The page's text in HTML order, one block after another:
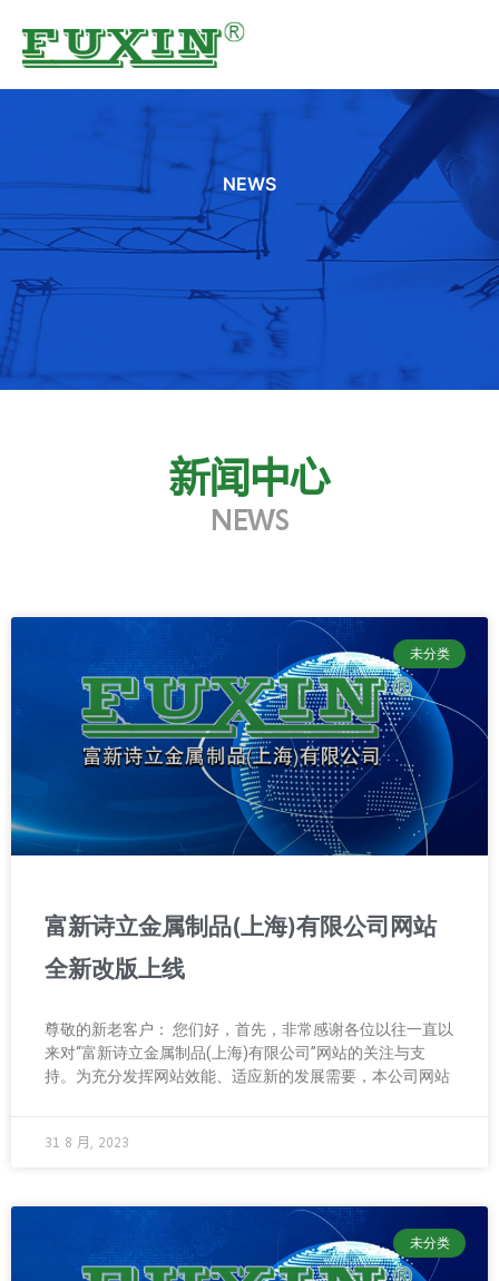
NEWS
新闻中心
NEWS
未分类
富新诗立金属制品(上海)有限公司网站
全新改版上线
尊敬的新老客户： 您们好，首先，非常感谢各位以往一直以
来对“富新诗立金属制品(上海)有限公司”网站的关注与支
持。为充分发挥网站效能、适应新的发展需要，本公司网站
31 8 月, 2023
未分类